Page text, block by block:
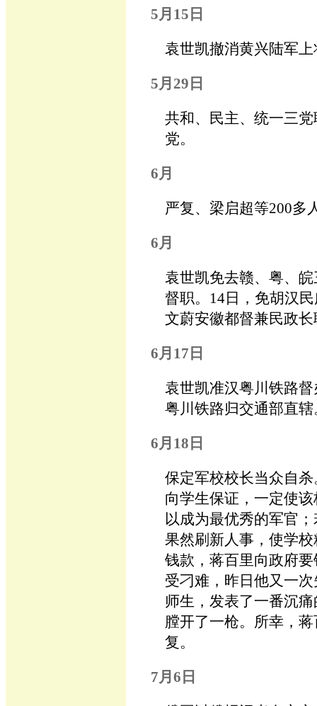
5月15日
袁世凯撤消黄兴陆军
5月29日
共和、民主、统一三
党。
6月
严复、梁启超等200多
6月
袁世凯免去赣、粤、
督职。14日，免胡汉
文蔚安徽都督兼民政长
6月17日
袁世凯准汉粤川铁路
粤川铁路归交通部直辖
6月18日
保定军校校长当众自
向学生保证，一定使
以成为最优秀的军官
果然刷新人事，使学
钱款，蒋百里向政府
受刁难，昨日他又一
师生，发表了一番沉
膛开了一枪。所幸，
复。
7月6日